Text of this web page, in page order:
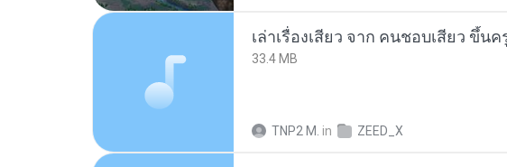
เล่าเรื่องเสียว จาก คนชอบเสียว ขึ้นค
33.4 MB
TNP2 M. in ZEED_X